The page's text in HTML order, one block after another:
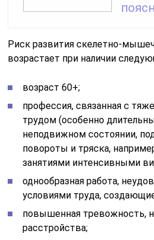
Риск развития скелетно-
возрастает при наличии
возраст 60+;
профессия, связанная с
трудом (особенно
неподвижном состоянии,
повороты и тряска,
занятиями интенсивными
однообразная работа,
условиями труда,
повышенная тревожность,
расстройства;